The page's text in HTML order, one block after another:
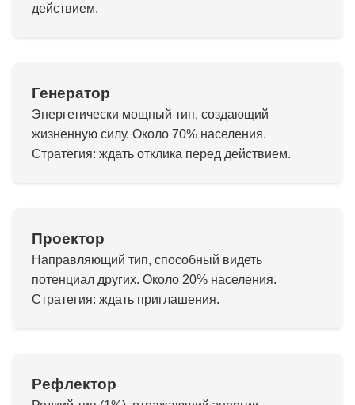
действием.
Генератор
Энергетически мощный тип, создающий
жизненную силу. Около 70% населения.
Стратегия: ждать отклика перед действием.
Проектор
Направляющий тип, способный видеть
потенциал других. Около 20% населения.
Стратегия: ждать приглашения.
Рефлектор